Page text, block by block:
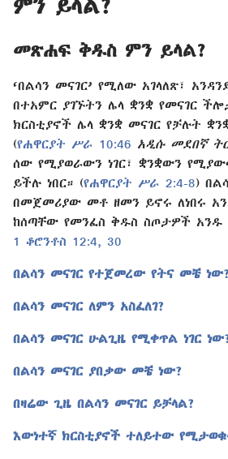
ምን ይላል?
መጽሐፍ ቅዱስ ምን ይላል?
‘በልሳን መናገር’ የሚለው አገላለጽ፣
በተአምር ያገኙትን ሌላ ቋንቋ የመናገር
ክርስቲያኖች ሌላ ቋንቋ መናገር የቻሉት
(የሐዋርያት ሥራ 10:46 አዲሱ መደበኛ
ሰው የሚያወራውን ነገር፣ ቋንቋውን
ይችሉ ነበር። (የሐዋርያት ሥራ 2:4-8)
በመጀመሪያው መቶ ዘመን ይኖሩ ለነበሩ
ከሰጣቸው የመንፈስ ቅዱስ ስጦታዎች አንዱ
1 ቆሮንቶስ 12:4, 30
በልሳን መናገር የተጀመረው የትና መቼ ነው?
በልሳን መናገር ለምን አስፈለገ?
በልሳን መናገር ሁልጊዜ የሚቀጥል ነገር
በልሳን መናገር ያበቃው መቼ ነው?
በዛሬው ጊዜ በልሳን መናገር ይቻላል?
እውነተኛ ክርስቲያኖች ተለይተው